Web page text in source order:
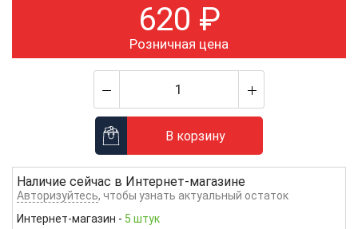
620 ₽
Розничная цена
В корзину
Наличие сейчас в Интернет-магазине
Авторизуйтесь, чтобы узнать актуальный остаток
Интернет-магазин - 5 штук